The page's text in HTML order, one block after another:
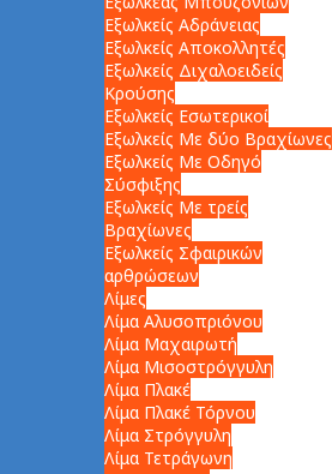
Εξωλκείς Αδράνειας
Εξωλκείς Αποκολλητές
Εξωλκείς Διχαλοειδείς
Κρούσης
Εξωλκείς Εσωτερικοί
Εξωλκείς Με δύο Βραχίωνες
Εξωλκείς Με Οδηγό
Σύσφιξης
Εξωλκείς Με τρείς
Βραχίωνες
Εξωλκείς Σφαιρικών
αρθρώσεων
Λίμες
Λίμα Αλυσοπριόνου
Λίμα Μαχαιρωτή
Λίμα Μισοστρόγγυλη
Λίμα Πλακέ
Λίμα Πλακέ Τόρνου
Λίμα Στρόγγυλη
Λίμα Τετράγωνη